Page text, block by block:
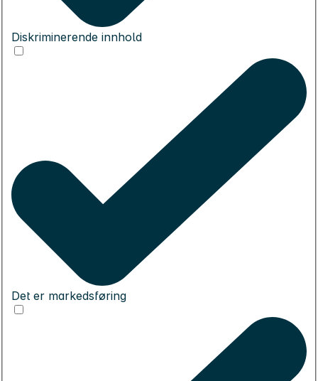
Diskriminerende innhold
Det er markedsføring